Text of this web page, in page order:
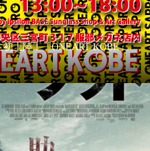
上陸！「ONEART KOBE」